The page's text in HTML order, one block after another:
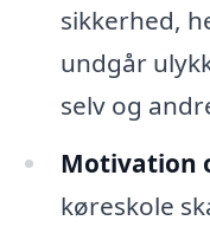
sikkerhed,
undgår
selv og
Motivation
køreskole